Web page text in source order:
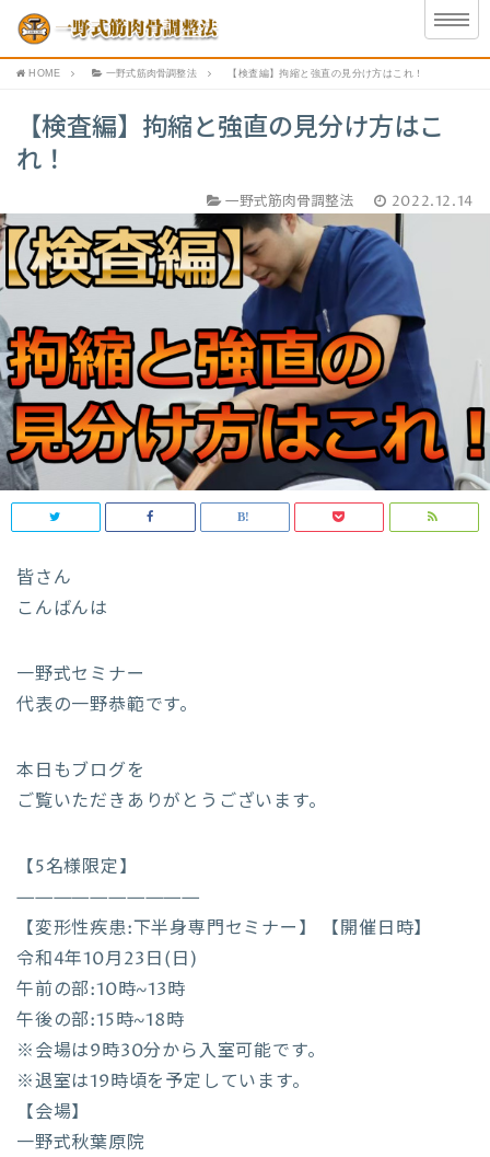
HOME 一野式筋肉骨調整法 【検査編】拘縮と強直の見分け方はこれ！
【検査編】拘縮と強直の見分け方はこ
れ！
一野式筋肉骨調整法 2022.12.14
皆さん
こんばんは
一野式セミナー
代表の一野恭範です。
本日もブログを
ご覧いただきありがとうございます。
【5名様限定】
——————————
【変形性疾患:下半身専門セミナー】 【開催日時】
令和4年10月23日(日)
午前の部:10時~13時
午後の部:15時~18時
※会場は9時30分から入室可能です。
※退室は19時頃を予定しています。
【会場】
一野式秋葉原院